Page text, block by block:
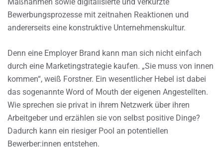
Bewerbungsprozesse mit zeitnahen Reaktionen und
andererseits eine konstruktive Unternehmenskultur.
Denn eine Employer Brand kann man sich nicht einfach
durch eine Marketingstrategie kaufen. „Sie muss von innen
kommen“, weiß Forstner. Ein wesentlicher Hebel ist dabei
das sogenannte Word of Mouth der eigenen Angestellten.
Wie sprechen sie privat in ihrem Netzwerk über ihren
Arbeitgeber und erzählen sie von selbst positive Dinge?
Dadurch kann ein riesiger Pool an potentiellen
Bewerber:innen entstehen.